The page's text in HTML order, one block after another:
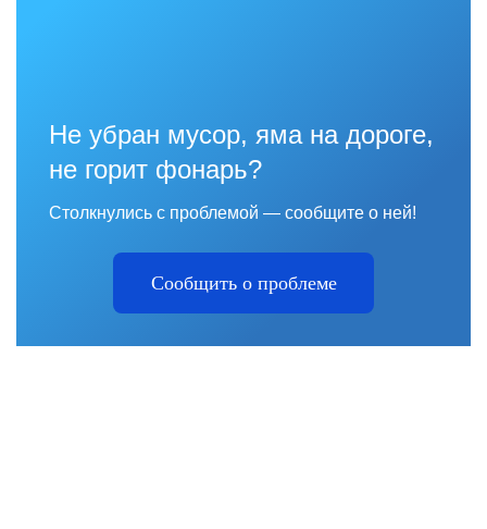
Не убран мусор, яма на дороге,
не горит фонарь?
Столкнулись с проблемой — сообщите о ней!
Сообщить о проблеме